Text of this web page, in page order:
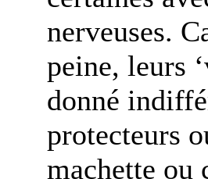
nerveuses.
peine, leurs
donné
protecteurs
machette ou